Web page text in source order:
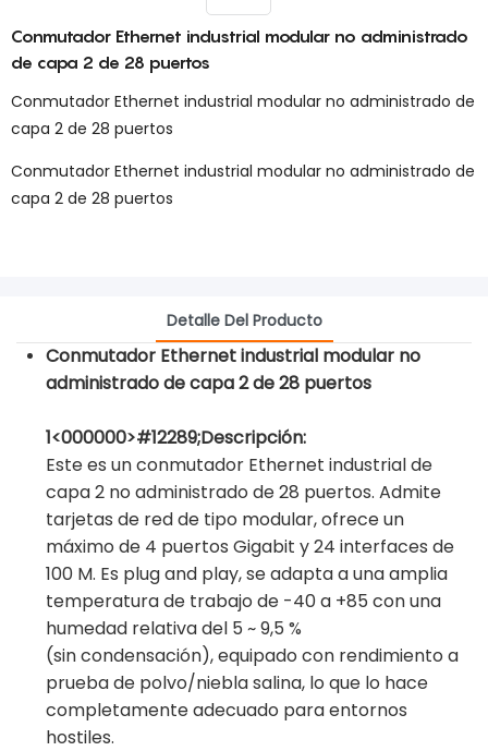
Conmutador Ethernet industrial modular no administrado
de capa 2 de 28 puertos
Conmutador Ethernet industrial modular no administrado de
capa 2 de 28 puertos
Conmutador Ethernet industrial modular no administrado de
capa 2 de 28 puertos
Detalle Del Producto
Conmutador Ethernet industrial modular no
administrado de capa 2 de 28 puertos
1<000000>#12289;Descripción:
Este es un conmutador Ethernet industrial de
capa 2 no administrado de 28 puertos. Admite
tarjetas de red de tipo modular, ofrece un
máximo de 4 puertos Gigabit y 24 interfaces de
100 M. Es plug and play, se adapta a una amplia
temperatura de trabajo de -40 a +85 con una
humedad relativa del 5 ~ 9,5 %
(sin condensación), equipado con rendimiento a
prueba de polvo/niebla salina, lo que lo hace
completamente adecuado para entornos
hostiles.